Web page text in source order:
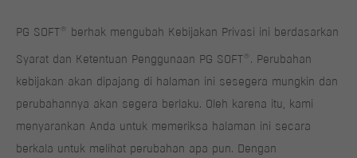
PG SOFT ®
berhak mengubah Kebijakan Privasi ini berdasarkan
Syarat dan Ketentuan Penggunaan PG SOFT ® . Perubahan
kebijakan akan dipajang di halaman ini sesegera mungkin dan
perubahannya akan segera berlaku. Oleh karena itu, kami
menyarankan Anda untuk memeriksa halaman ini secara
berkala untuk melihat perubahan apa pun. Dengan